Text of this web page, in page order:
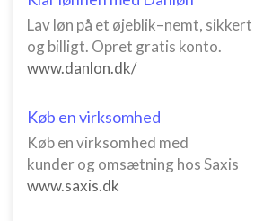
Lav løn på et øjeblik–nemt, sikkert
og billigt. Opret gratis konto.
www.danlon.dk/
Køb en virksomhed
Køb en virksomhed med
kunder og omsætning hos Saxis
www.saxis.dk